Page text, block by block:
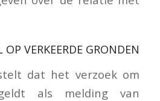
VERKEERDE GRONDEN
dat het verzoek om
als melding van